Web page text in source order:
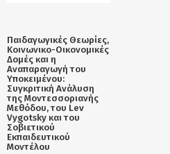
Παιδαγωγικές Θεωρίες,
Κοινωνικο-Οικονομικές
Δομές και η
Αναπαραγωγή του
Υποκειμένου:
Συγκριτική Ανάλυση
της Μοντεσσοριανής
Μεθόδου, του Lev
Vygotsky και του
Σοβιετικού
Εκπαιδευτικού
Μοντέλου